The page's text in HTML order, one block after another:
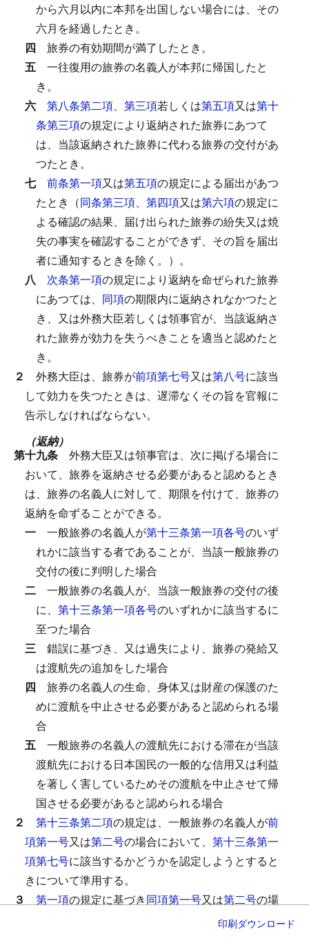
から六月以内に本邦を出国しない場合には、その
六月を経過したとき。
四 旅券の有効期間が満了したとき。
五 一往復用の旅券の名義人が本邦に帰国したと
き。
六 第八条第二項、 第三項若しくは第五項又は第十
条第三項の規定により返納された旅券にあつて
は、当該返納された旅券に代わる旅券の交付があ
つたとき。
七 前条第一項又は第五項の規定による届出があつ
たとき（同条第三項、 第四項又は第六項の規定に
よる確認の結果、届け出られた旅券の紛失又は焼
失の事実を確認することができず、その旨を届出
者に通知するときを除く。）。
八 次条第一項の規定により返納を命ぜられた旅券
にあつては、 同項の期限内に返納されなかつたと
き、又は外務大臣若しくは領事官が、当該返納さ
れた旅券が効力を失うべきことを適当と認めたと
き。
２ 外務大臣は、旅券が前項第七号又は第八号に該当
して効力を失つたときは、遅滞なくその旨を官報に
告示しなければならない。
（返納）
第十九条 外務大臣又は領事官は、次に掲げる場合に
おいて、旅券を返納させる必要があると認めるとき
は、旅券の名義人に対して、期限を付けて、旅券の
返納を命ずることができる。
一 一般旅券の名義人が第十三条第一項各号のいず
れかに該当する者であることが、当該一般旅券の
交付の後に判明した場合
二 一般旅券の名義人が、当該一般旅券の交付の後
に、 第十三条第一項各号のいずれかに該当するに
至つた場合
三 錯誤に基づき、又は過失により、旅券の発給又
は渡航先の追加をした場合
四 旅券の名義人の生命、身体又は財産の保護のた
めに渡航を中止させる必要があると認められる場
合
五 一般旅券の名義人の渡航先における滞在が当該
渡航先における日本国民の一般的な信用又は利益
を著しく害しているためその渡航を中止させて帰
国させる必要があると認められる場合
２ 第十三条第二項の規定は、一般旅券の名義人が前
項第一号又は第二号の場合において、 第十三条第一
項第七号に該当するかどうかを認定しようとすると
きについて準用する。
３ 第一項の規定に基づき同項第一号又は第二号の場
合において行う一般旅券の返納の命令（第十三条第
印刷ダウンロード